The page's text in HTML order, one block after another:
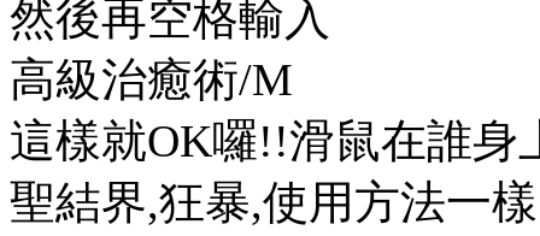
然後再空格輸入
高級治癒術/M
這樣就OK囉!!滑鼠在誰身
聖結界,狂暴,使用方法一